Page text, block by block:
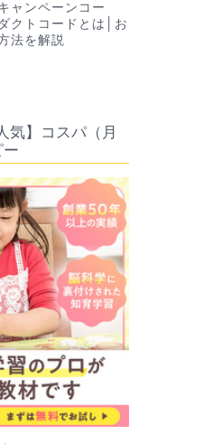
ャンペーンコー
クトコードとは│お
法を解説
気】コスパ（月
ー